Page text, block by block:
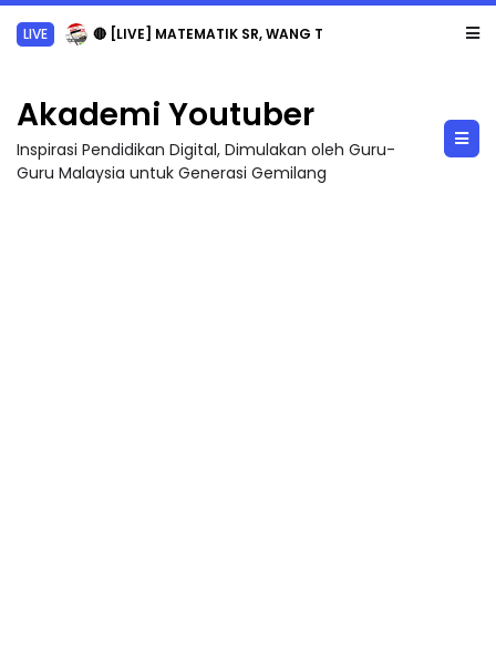
LIVE 🔴 [LIVE] MATEMATIK SR, WANG TAHUN 6 OLEH CIKGU ANITA #ALLINONE #141 #...
Akademi Youtuber
Inspirasi Pendidikan Digital, Dimulakan oleh Guru-
Guru Malaysia untuk Generasi Gemilang